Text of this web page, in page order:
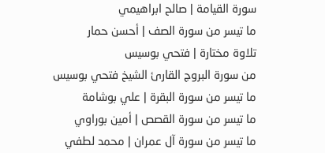
سورة القيامة | صالح ابراهيمي
ما تيسر من سورة الصف | أحسن حمار
تلاوة مختارة | فتحي بوسيس
من سورة البروج القارئ الشيخ فتحي بوسيس
ما تيسر من سورة البقرة | علي بوشامة
ما تيسر من سورة القصص | أمين بوراوي
ما تيسر من سورة آل عمران | محمد لطفي